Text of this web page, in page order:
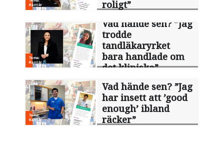
roligt”
Vad hände sen? ”Jag
trodde
tandläkaryrket
bara handlade om
det kliniska”
Vad hände sen? ”Jag
har insett att ’good
enough’ ibland
räcker”